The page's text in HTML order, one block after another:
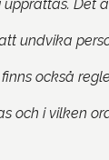
Det
undvika
också
och i vilken